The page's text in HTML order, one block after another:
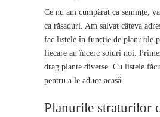
Ce nu am cumpărat ca semințe,
ca răsaduri. Am salvat câteva
fac listele în funcție de planurile
fiecare an încerc soiuri noi.
drag plante diverse. Cu listele
pentru a le aduce acasă.
Planurile straturilor